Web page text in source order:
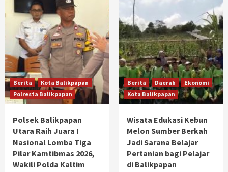
Berita
Kota Balikpapan
Polresta Balikpapan
Polsek Balikpapan
Utara Raih Juara I
Nasional Lomba Tiga
Pilar Kamtibmas 2026,
Wakili Polda Kaltim
Berita Daerah
Ekonomi
Kota Balikpapan
Wisata Edukasi Kebun
Melon Sumber Berkah
Jadi Sarana Belajar
Pertanian bagi Pelajar
di Balikpapan